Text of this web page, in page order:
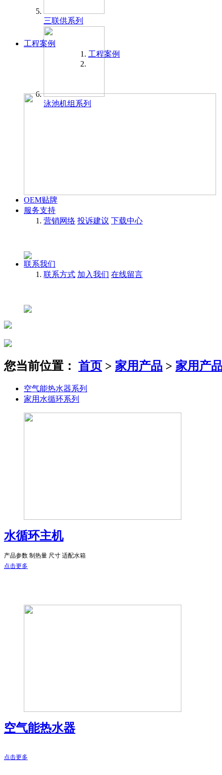
三联供系列
泳池机组系列
工程案例
工程案例
OEM贴牌
服务支持
营销网络 投诉建议 下载中心
联系我们
联系方式 加入我们 在线留言
您当前位置： 首页 > 家用产品 > 家用产
空气能热水器系列
家用水循环系列
水循环主机
产品参数 制热量 尺寸 适配水箱
点击更多
空气能热水器
点击更多